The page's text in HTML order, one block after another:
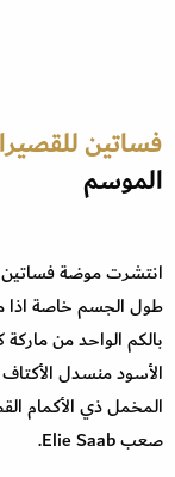
فساتين
الموسم
انتشرت موضة فساتين
طول الجسم خاصة اذا
المخمل ذي الأكمام
صعب Elie Saab.